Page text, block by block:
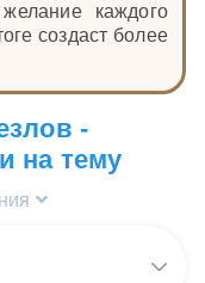
каждого
создаст более
-
на тему